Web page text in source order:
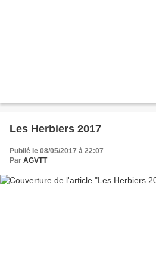
Les Herbiers 2017
Publié le 08/05/2017 à 22:07
Par AGVTT